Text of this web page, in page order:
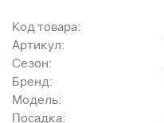
Код товара:
Артикул:
Сезон:
Бренд:
Модель:
Посадка: